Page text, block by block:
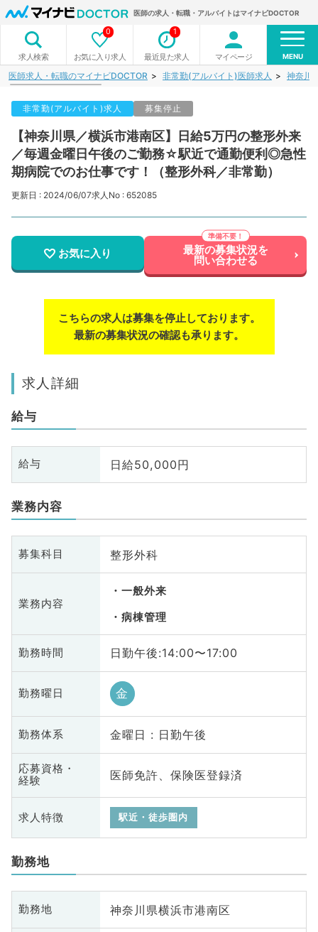
医師の求人・転職・アルバイトはマイナビDOCTOR
求人検索 お気に入り求人
0
最近見た求人
1
マイページ MENU
医師求人・転職のマイナビDOCTOR 非常勤(アルバイト)医師求人 神奈川
非常勤(アルバイト)求人 募集停止
【神奈川県／横浜市港南区】日給5万円の整形外来
／毎週金曜日午後のご勤務☆駅近で通勤便利◎急性
期病院でのお仕事です！（整形外科／非常勤）
更新日 : 2024/06/07求人No : 652085
お気に入り 最新の募集状況を
問い合わせる
こちらの求人は募集を停止しております。
最新の募集状況の確認も承ります。
求人詳細
給与
給与 日給50,000円
業務内容
募集科目 整形外科
業務内容
一般外来
病棟管理
勤務時間 日勤午後:14:00〜17:00
勤務曜日 金
勤務体系 金曜日 : 日勤午後
応募資格・
経験
医師免許、保険医登録済
求人特徴 駅近・徒歩圏内
勤務地
勤務地 神奈川県横浜市港南区